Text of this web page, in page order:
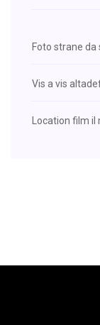
Foto strane da
Vis a vis
Location film